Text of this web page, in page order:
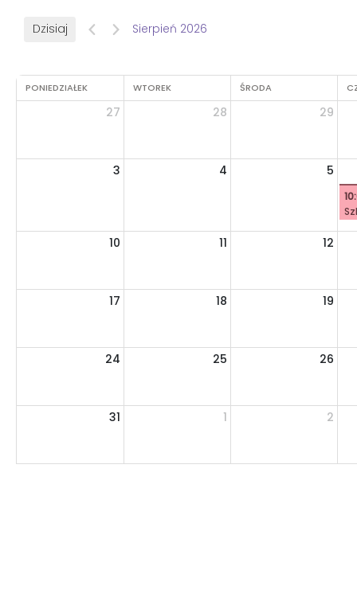
Dzisiaj Sierpień 2026
PONIEDZIAŁEK WTOREK ŚRODA
27 28 29
3 4 5
10 11 12
17 18 19
24 25 26
31 1 2